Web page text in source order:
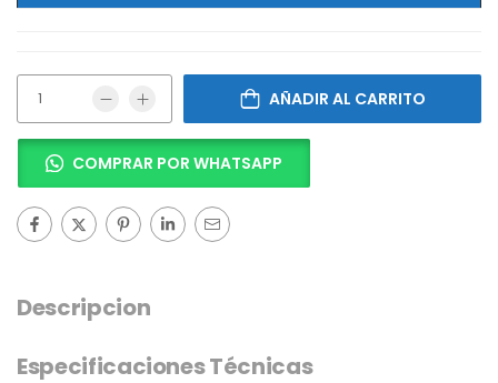
AÑADIR AL CARRITO
COMPRAR POR WHATSAPP
Descripcion
Especificaciones Técnicas